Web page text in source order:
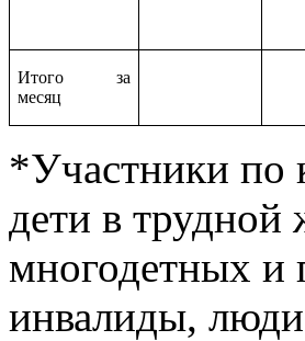
Итого за
месяц
*Участники по
дети в трудной
многодетных и
инвалиды,